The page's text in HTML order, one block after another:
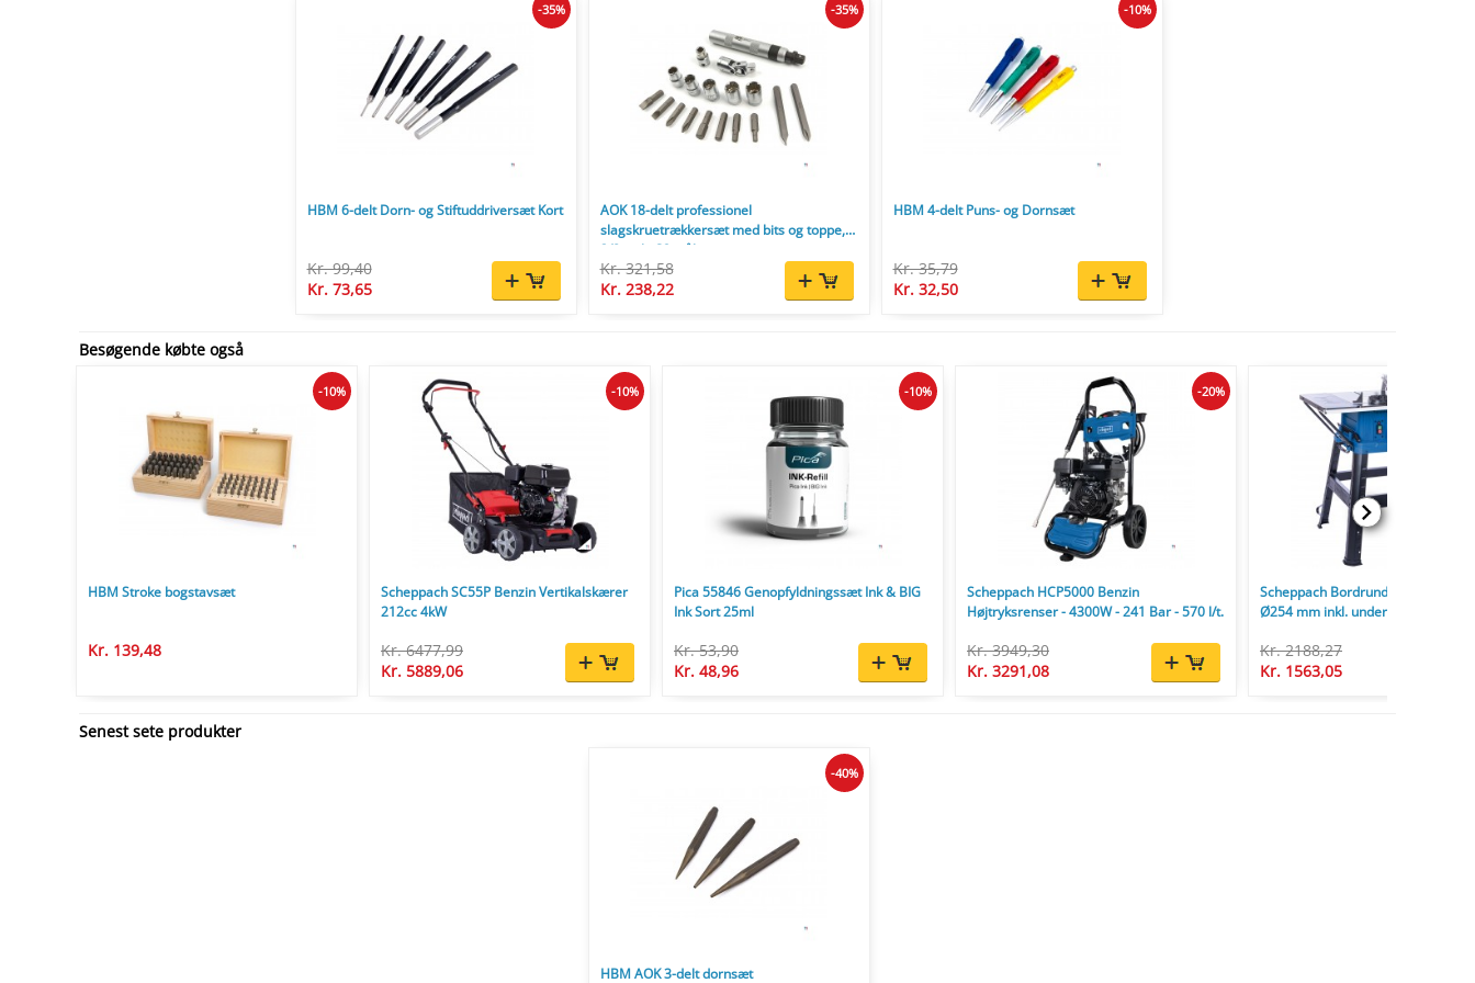
HBM 6-delt Dorn- og Stiftuddriversæt Kort
Kr. 99,40
Kr. 73,65
-35%
AOK 18-delt professionel
slagskruetrækkersæt med bits og toppe,
3/8 inch, S2 stål.
Kr. 321,58
Kr. 238,22
-35%
HBM 4-delt Puns- og Dornsæt
Kr. 35,79
Kr. 32,50
-10%
Besøgende købte også
HBM Stroke bogstavsæt
Kr. 139,48
-10%
Scheppach SC55P Benzin Vertikalskærer
212cc 4kW
Kr. 6477,99
Kr. 5889,06
-10%
Pica 55846 Genopfyldningssæt Ink & BIG
Ink Sort 25ml
Kr. 53,90
Kr. 48,96
-10%
Scheppach HCP5000 Benzin
Højtryksrenser - 4300W - 241 Bar - 570 l/t.
Kr. 3949,30
Kr. 3291,08
-20%
Scheppach Bordrundsav HS254
Ø254 mm inkl. understel og
Kr. 2188,27
Kr. 1563,05
Senest sete produkter
HBM AOK 3-delt dornsæt
-40%